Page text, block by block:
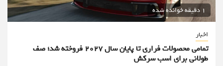
1 دقیقه خوانده شده
اخبار
تمامی محصولات فراری تا پایان سال ۲۰۲۷ فروخته شد؛ صف
طولانی برای اسب سرکش